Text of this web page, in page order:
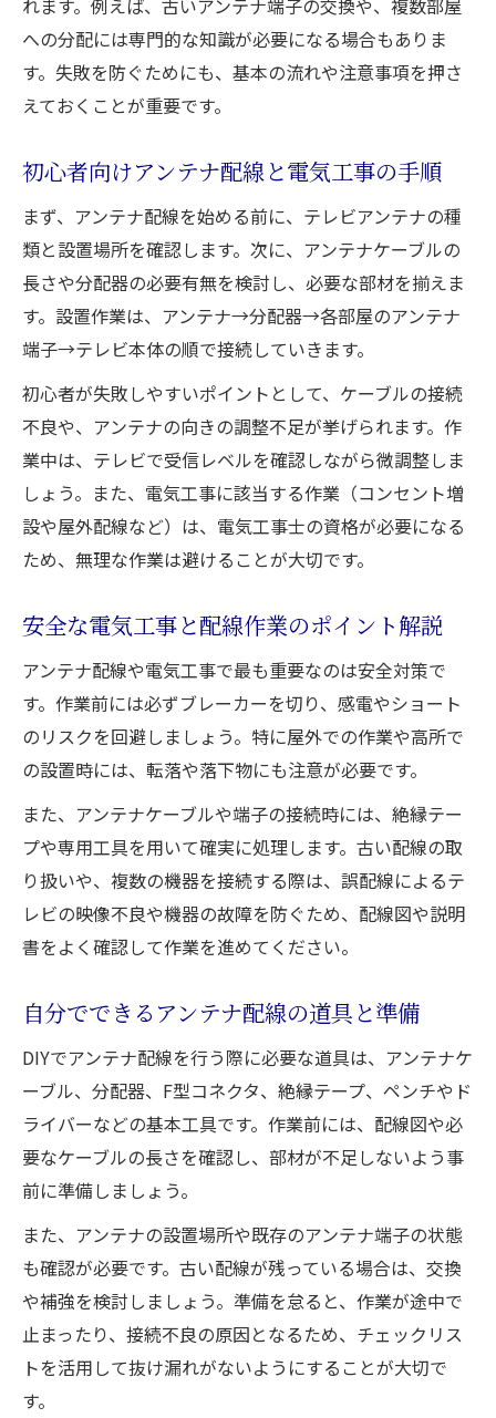
れます。例えば、古いアンテナ端子の交換や、複数部屋
への分配には専門的な知識が必要になる場合もありま
す。失敗を防ぐためにも、基本の流れや注意事項を押さ
えておくことが重要です。
初心者向けアンテナ配線と電気工事の手順
まず、アンテナ配線を始める前に、テレビアンテナの種
類と設置場所を確認します。次に、アンテナケーブルの
長さや分配器の必要有無を検討し、必要な部材を揃えま
す。設置作業は、アンテナ→分配器→各部屋のアンテナ
端子→テレビ本体の順で接続していきます。
初心者が失敗しやすいポイントとして、ケーブルの接続
不良や、アンテナの向きの調整不足が挙げられます。作
業中は、テレビで受信レベルを確認しながら微調整しま
しょう。また、電気工事に該当する作業（コンセント増
設や屋外配線など）は、電気工事士の資格が必要になる
ため、無理な作業は避けることが大切です。
安全な電気工事と配線作業のポイント解説
アンテナ配線や電気工事で最も重要なのは安全対策で
す。作業前には必ずブレーカーを切り、感電やショート
のリスクを回避しましょう。特に屋外での作業や高所で
の設置時には、転落や落下物にも注意が必要です。
また、アンテナケーブルや端子の接続時には、絶縁テー
プや専用工具を用いて確実に処理します。古い配線の取
り扱いや、複数の機器を接続する際は、誤配線によるテ
レビの映像不良や機器の故障を防ぐため、配線図や説明
書をよく確認して作業を進めてください。
自分でできるアンテナ配線の道具と準備
DIYでアンテナ配線を行う際に必要な道具は、アンテナケ
ーブル、分配器、F型コネクタ、絶縁テープ、ペンチやド
ライバーなどの基本工具です。作業前には、配線図や必
要なケーブルの長さを確認し、部材が不足しないよう事
前に準備しましょう。
また、アンテナの設置場所や既存のアンテナ端子の状態
も確認が必要です。古い配線が残っている場合は、交換
や補強を検討しましょう。準備を怠ると、作業が途中で
止まったり、接続不良の原因となるため、チェックリス
トを活用して抜け漏れがないようにすることが大切で
す。